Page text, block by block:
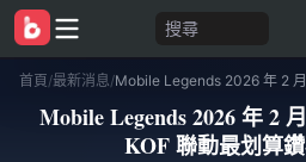
搜尋
首頁/最新消息/
Mobile Legends 2026 年 2
KOF 聯動最划算